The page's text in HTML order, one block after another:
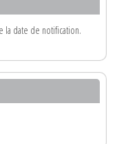
la date de notification.